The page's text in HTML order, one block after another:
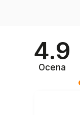
4.9
Ocena